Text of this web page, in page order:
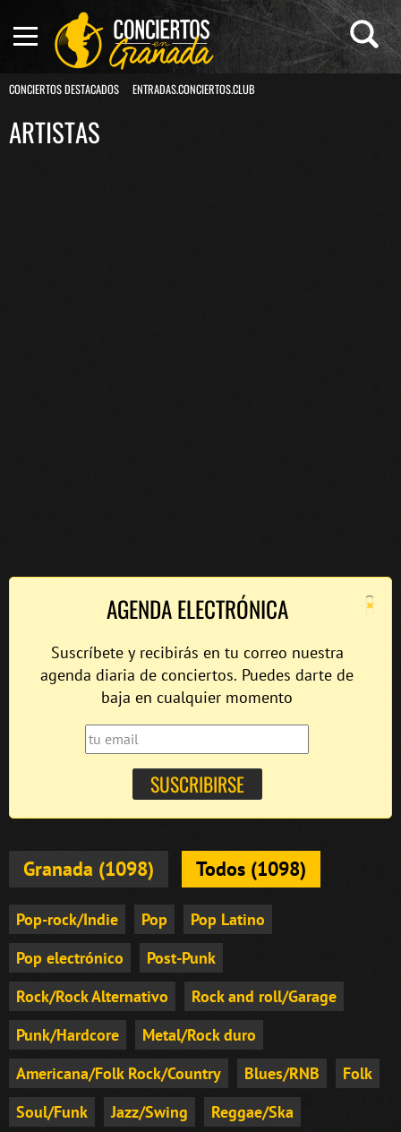
CONCIERTOS DESTACADOS ENTRADAS.CONCIERTOS.CLUB
ARTISTAS
×
AGENDA ELECTRÓNICA
Suscríbete y recibirás en tu correo nuestra
agenda diaria de conciertos. Puedes darte de
baja en cualquier momento
Granada (1098) Todos (1098)
Pop-rock/Indie Pop
Pop Latino
Pop electrónico
Post-Punk
Rock/Rock Alternativo
Rock and roll/Garage
Punk/Hardcore
Metal/Rock duro
Americana/Folk Rock/Country
Blues/RNB
Folk
Soul/Funk
Jazz/Swing
Reggae/Ska